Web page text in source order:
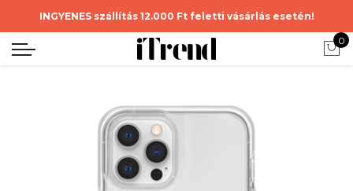
INGYENES szállítás 12.000 Ft feletti vásárlás esetén!
0